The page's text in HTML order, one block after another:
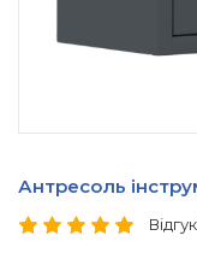
Антресоль